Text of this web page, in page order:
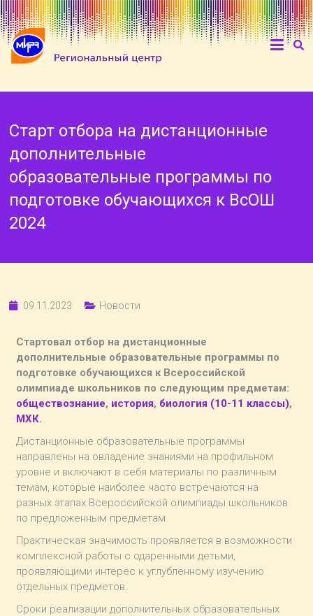
Старт отбора на дистанционные
дополнительные
образовательные программы по
подготовке обучающихся к ВсОШ
2024
09.11.2023 Новости
Стартовал отбор на дистанционные
дополнительные образовательные программы по
подготовке обучающихся к Всероссийской
олимпиаде школьников по следующим предметам:
обществознание, история, биология (10-11 классы),
МХК.
Дистанционные образовательные программы
направлены на овладение знаниями на профильном
уровне и включают в себя материалы по различным
темам, которые наиболее часто встречаются на
разных этапах Всероссийской олимпиады школьников
по предложенным предметам.
Практическая значимость проявляется в возможности
комплексной работы с одаренными детьми,
проявляющими интерес к углубленному изучению
отдельных предметов.
Сроки реализации дополнительных образовательных